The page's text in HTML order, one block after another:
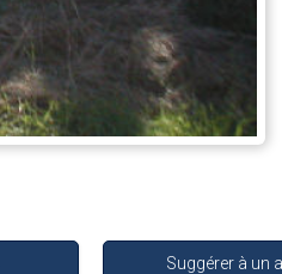
Suggérer à un